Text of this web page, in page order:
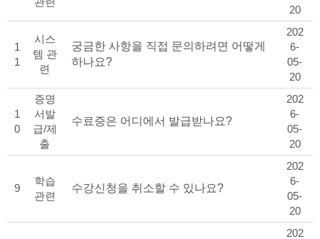
20
1
1
시스
템 관
련
궁금한 사항을 직접 문의하려면 어떻게
하나요?
202
6-
05-
20
1
0
증명
서발
급/제
출
수료증은 어디에서 발급받나요?
202
6-
05-
20
9
학습
관련
수강신청을 취소할 수 있나요?
202
6-
05-
20
202